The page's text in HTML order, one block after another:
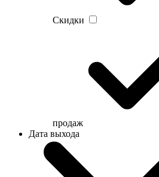
Скидки
продаж
Дата выхода